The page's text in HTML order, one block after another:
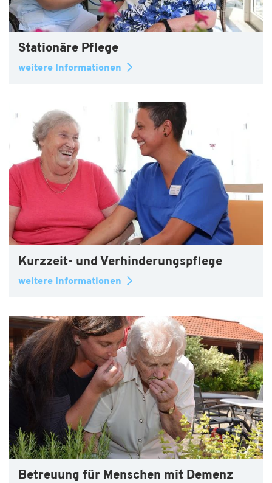
Stationäre Pflege
weitere Informationen
Kurzzeit- und Verhinderungspflege
weitere Informationen
Betreuung für Menschen mit Demenz